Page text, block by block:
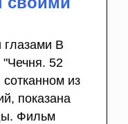
глазами В
"Чечня. 52
из
показана
Фильм